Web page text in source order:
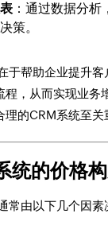
：通过数据分
策。
于帮助企业提升
程，从而实现业务
的CRM系统至关
统的价格
常由以下几个因素